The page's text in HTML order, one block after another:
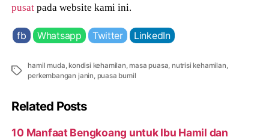
pusat pada website kami ini.
fb Whatsapp Twitter LinkedIn
Tags
hamil muda ,kondisi kehamilan ,masa puasa ,nutrisi kehamilan
perkembangan janin puasa bumil
Related Posts
10 Manfaat Bengkoang untuk Ibu Hamil dan